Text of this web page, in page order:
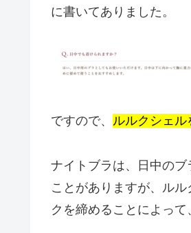
に書いてありました。
ですので、 ルルクシェル
ナイトブラは、日中の
ことがありますが、ル
クを締めることによって